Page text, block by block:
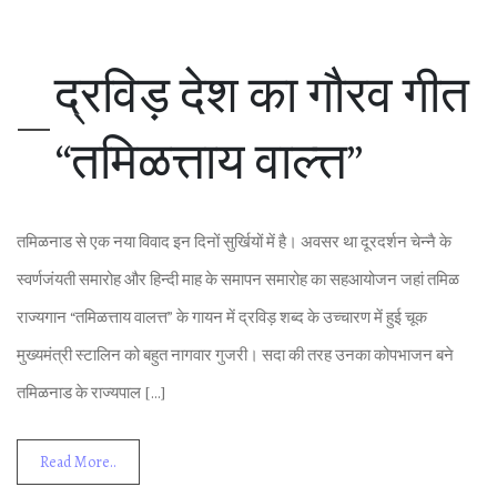
द्रविड़ देश का गौरव गीत
“तमिळत्ताय वाल्‍त्त”
तमिळनाड से एक नया विवाद इन दिनों सुर्खियों में है। अवसर था दूरदर्शन चेन्‍नै के
स्‍वर्णजंयती समारोह और हिन्‍दी माह के समापन समारोह का सहआयोजन जहां तमिळ
राज्‍यगान “तमिळत्ताय वालत्त” के गायन में द्रविड़ शब्‍द के उच्‍चारण में हुई चूक
मुख्‍यमंत्री स्‍टालिन को बहुत नागवार गुजरी। सदा की तरह उनका कोपभाजन बने
तमिळनाड के राज्‍यपाल […]
Read More..